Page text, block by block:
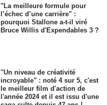
"La meilleure formule pour
l’échec d’une carrière" :
pourquoi Stallone a-t-il viré
Bruce Willis d'Expendables 3 ?
"Un niveau de créativité
incroyable" : noté 4 sur 5, c'est
le meilleur film d'action de
l'année 2024 et il est issu d'une